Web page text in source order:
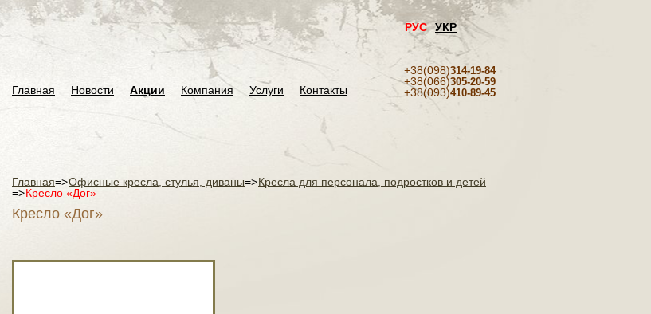
РУС УКР
Главная Новости Акции Компания Услуги Контакты
+38(098)314-19-84
+38(066)305-20-59
+38(093)410-89-45
Главная=>Офисные кресла, стулья, диваны=>Кресла для персонала, подростков и детей
=>Кресло «Дог»
Кресло «Дог»